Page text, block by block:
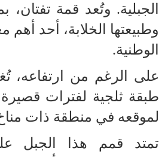
الجبلية. وتُعد قمة تفتان،
وطبيعتها الخلابة، أحد
الوطنية.
على الرغم من ارتفاعه،
طبقة ثلجية لفترات قصيرة
لموقعه في منطقة ذات